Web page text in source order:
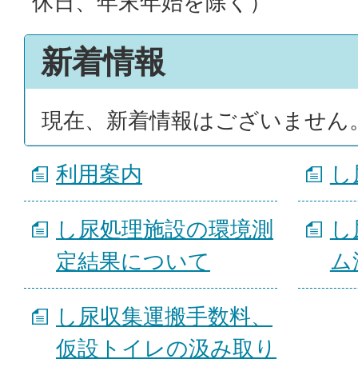
新着情報
現在、新着情報はございません
利用案内
し尿処理施設の環境測
定結果について
ム
し尿収集運搬手数料、
仮設トイレの汲み取り